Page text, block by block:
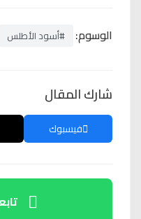
الوسوم: #أسود الأطلس
شارك المقال
فيسبوك